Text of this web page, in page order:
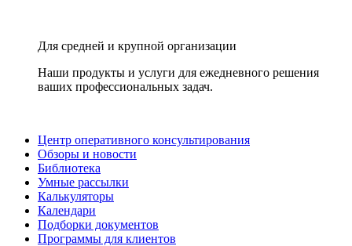
Для средней и крупной организации
Наши продукты и услуги для ежедневного решения
ваших профессиональных задач.
Центр оперативного консультирования
Обзоры и новости
Библиотека
Умные рассылки
Калькуляторы
Календари
Подборки документов
Программы для клиентов